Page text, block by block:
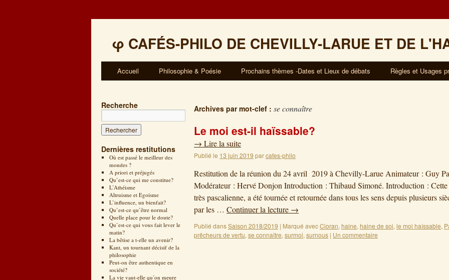
φ CAFÉS-PHILO DE CHEVILLY-LARUE ET DE
Accueil Philosophie & Poésie Prochains thèmes -Dates et Lieux de débats Règles et Usages
Recherche
Dernières restitutions
Où est passé le meilleur des
mondes ?
A priori et préjugés
Qu’est-ce qui me constitue?
L’Athéisme
Altruisme et Egoïsme
L’influence, un bienfait?
Qu’est-ce qu’être normal
Quelle place pour le doute?
Qu’est-ce qui vous fait lever le
matin?
La bêtise a t-elle un avenir?
Kant, un tournant décisif de la
philosophie
Peut-on être authentique en
société?
La vie vaut-elle qu’on meure
Archives par mot-clef : se connaître
Le moi est-il haïssable?
→ Lire la suite
Publié le 13 juin 2019 parcafes-philo
Restitution de la réunion du 24 avril 2019 à Chevilly-Larue Animateur : Guy
Modérateur : Hervé Donjon Introduction : Thibaud Simoné. Introduction : Cette
très pascalienne, a été tournée et retournée dans tous les sens depuis plusieurs
par les … Continuer la lecture →
Publié dansSaison 2018/2019 | Marqué avecCioran, haine, haine de soi, le moi haîssable,
prêcheurs de vertu, se connaître, surmoi, surnous | Un commentaire